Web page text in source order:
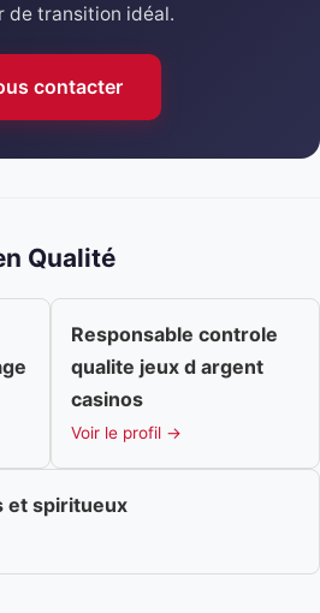
de transition idéal.
contacter
Qualité
Responsable controle
qualite jeux d argent
casinos
Voir le profil →
et spiritueux